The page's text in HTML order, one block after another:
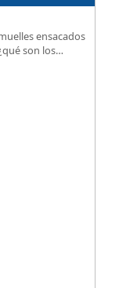
ensacados
son los